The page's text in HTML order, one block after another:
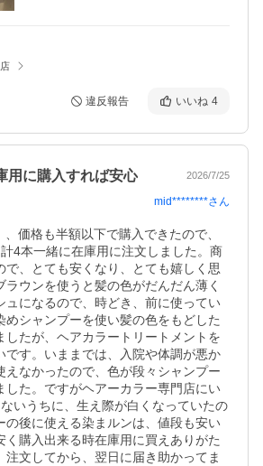
違反報告 いいね 4
用に購入すれば安心 2026/7/25
mid********さん
価格も半額以下で購入できたので、
4本一緒に在庫用に注文しました。商
で、とても安くなり、とても嬉しく思
ラウンを使うと髪の色がだんだん薄く
ュになるので、時どき、前に使ってい
めシャンプーを使い髪の色をもどした
したが、ヘアカラートリートメントを
です。いままでは、入院や体調が悪か
えなかったので、色が段々シャンプー
した。ですがヘアーカラー専門店にい
いうちに、生え際が白くなっていたの
の後に使える染まルンは、値段も安い
く購入出来る時在庫用に買えありがた
注文してから、翌日に届き助かってま